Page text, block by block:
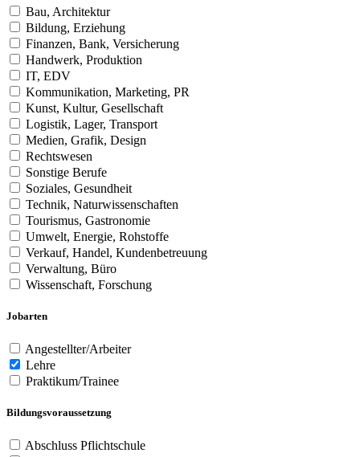
Bau, Architektur
Bildung, Erziehung
Finanzen, Bank, Versicherung
Handwerk, Produktion
IT, EDV
Kommunikation, Marketing, PR
Kunst, Kultur, Gesellschaft
Logistik, Lager, Transport
Medien, Grafik, Design
Rechtswesen
Sonstige Berufe
Soziales, Gesundheit
Technik, Naturwissenschaften
Tourismus, Gastronomie
Umwelt, Energie, Rohstoffe
Verkauf, Handel, Kundenbetreuung
Verwaltung, Büro
Wissenschaft, Forschung
Jobarten
Angestellter/Arbeiter
Lehre
Praktikum/Trainee
Bildungsvoraussetzung
Abschluss Pflichtschule